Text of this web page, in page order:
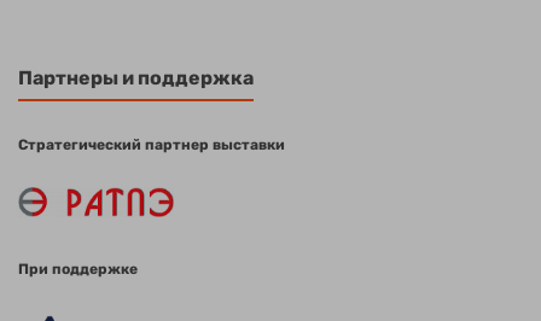
Партнеры и поддержка
Стратегический партнер выставки
При поддержке